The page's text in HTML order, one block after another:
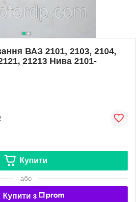
ВАЗ 2101, 2103, 2104,
21213 Нива 2101-
Купити
або
Купити з